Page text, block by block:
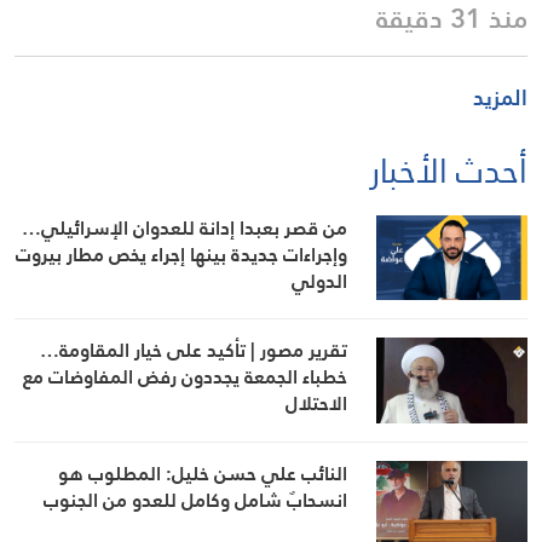
منذ 31 دقيقة
المزيد
أحدث الأخبار
من قصر بعبدا إدانة للعدوان الإسرائيلي…
وإجراءات جديدة بينها إجراء يخص مطار بيروت
الدولي
تقرير مصور | تأكيد على خيار المقاومة…
خطباء الجمعة يجددون رفض المفاوضات مع
الاحتلال
النائب علي حسن خليل: المطلوب هو
انسحابٌ شامل وكامل للعدو من الجنوب